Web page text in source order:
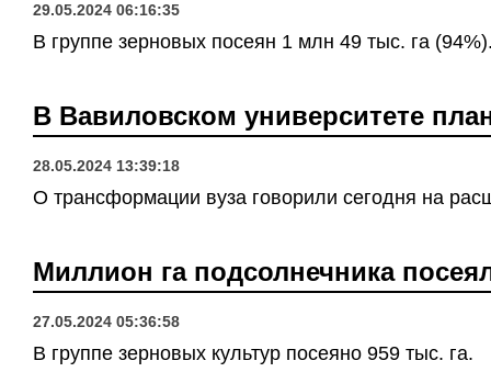
29.05.2024 06:16:35
В группе зерновых посеян 1 млн 49 тыс. га
В Вавиловском университете
28.05.2024 13:39:18
О трансформации вуза говорили сегодня на
Миллион га подсолнечника
27.05.2024 05:36:58
В группе зерновых культур посеяно 959 тыс. га.